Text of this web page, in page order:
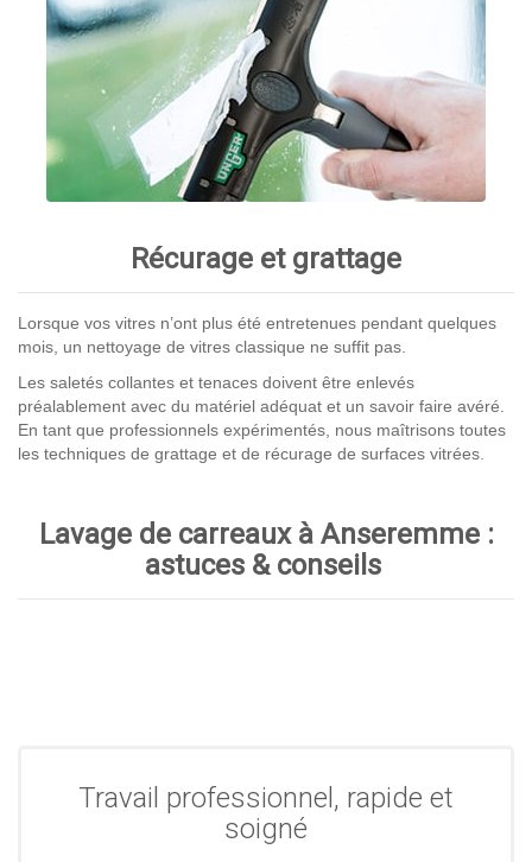
Récurage et grattage
Lorsque vos vitres n’ont plus été entretenues pendant quelques
mois, un nettoyage de vitres classique ne suffit pas.
Les saletés collantes et tenaces doivent être enlevés
préalablement avec du matériel adéquat et un savoir faire avéré.
En tant que professionnels expérimentés, nous maîtrisons toutes
les techniques de grattage et de récurage de surfaces vitrées.
Lavage de carreaux à Anseremme :
astuces & conseils
Travail professionnel, rapide et
soigné